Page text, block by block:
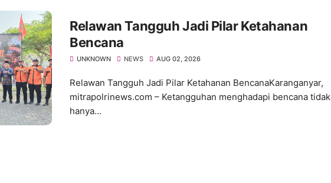
Relawan Tangguh Jadi Pilar Ketahanan
Bencana
UNKNOWN NEWS AUG 02, 2026
Relawan Tangguh Jadi Pilar Ketahanan BencanaKaranganyar,
mitrapolrinews.com – Ketangguhan menghadapi bencana tidak
hanya...